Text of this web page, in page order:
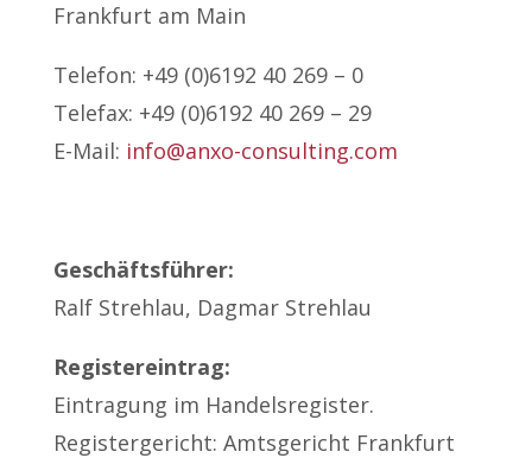
Frankfurt am Main
Telefon: +49 (0)6192 40 269 – 0
Telefax: +49 (0)6192 40 269 – 29
E-Mail: info@anxo-consulting.com
Geschäftsführer:
Ralf Strehlau, Dagmar Strehlau
Registereintrag:
Eintragung im Handelsregister.
Registergericht: Amtsgericht Frankfurt